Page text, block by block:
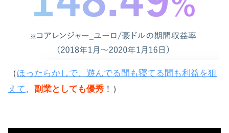
（ほったらかしで、遊んでる間も寝てる間も利益を狙
えて 、 副業としても優秀 ！）